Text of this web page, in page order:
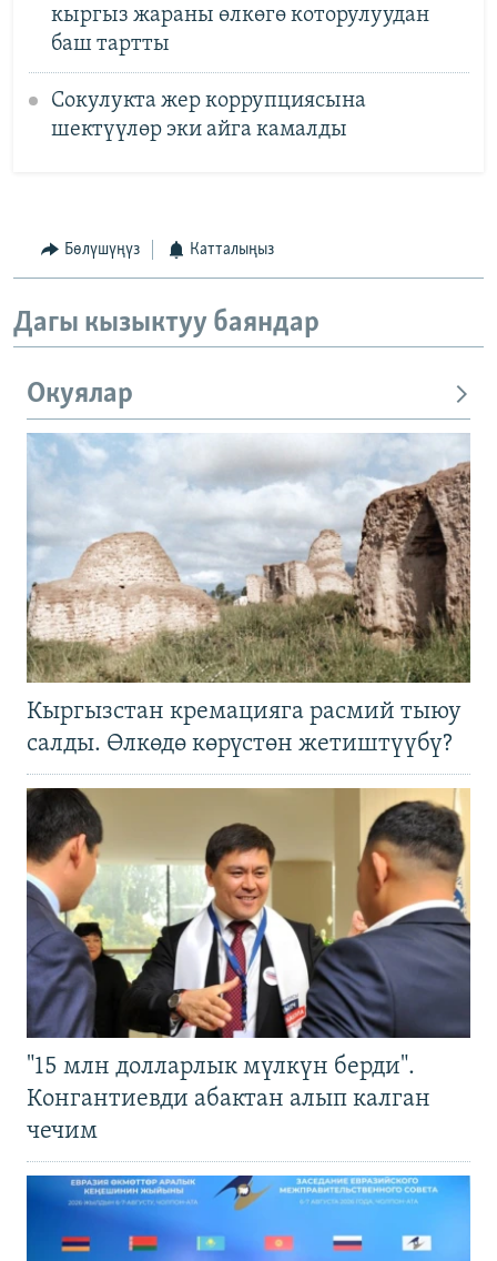
кыргыз жараны өлкөгө которулуудан
баш тартты
Сокулукта жер коррупциясына
шектүүлөр эки айга камалды
Бөлүшүңүз Катталыңыз
Дагы кызыктуу баяндар
Окуялар
Кыргызстан кремацияга расмий тыюу
салды. Өлкөдө көрүстөн жетиштүүбү?
"15 млн долларлык мүлкүн берди".
Конгантиевди абактан алып калган
чечим